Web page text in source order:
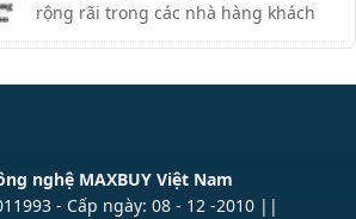
rộng rãi trong các nhà hàng khách
sạn bởi sự tiện ích. Với thiết kế thanh
đẩy hàng nhiều tầng là sự lựa chọn tối
nghệ MAXBUY Việt Nam
- Cấp ngày: 08 - 12 -2010 ||